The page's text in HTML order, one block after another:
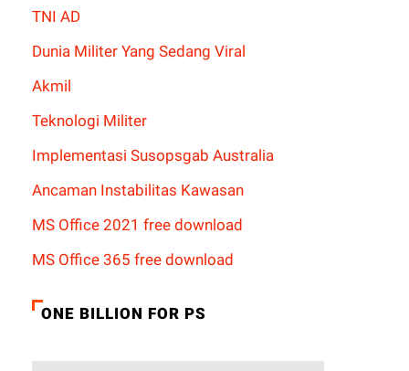
TNI AD
Dunia Militer Yang Sedang Viral
Akmil
Teknologi Militer
Implementasi Susopsgab Australia
Ancaman Instabilitas Kawasan
MS Office 2021 free download
MS Office 365 free download
ONE BILLION FOR PS